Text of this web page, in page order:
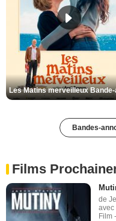
Bandes-
Films
de
avec
Film